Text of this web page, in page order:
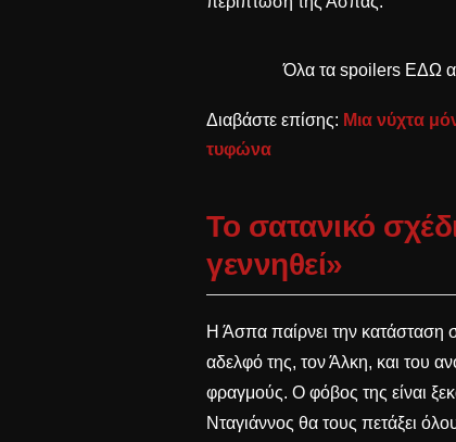
Όλα τα spoilers ΕΔΩ
Διαβάστε επίσης: Μια νύχτα
τυφώνα
Το σατανικό
γεννηθεί»
Η Άσπα παίρνει την κατάσταση
αδελφό της, τον Άλκη, και του
φραγμούς. Ο φόβος της είναι
Νταγιάννος θα τους πετάξει